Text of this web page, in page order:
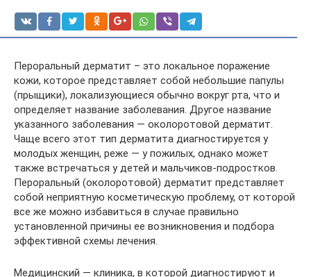
Пероральный дерматит – это локальное поражение
кожи, которое представляет собой небольшие папулы
(прыщики), локализующиеся обычно вокруг рта, что и
определяет название заболевания. Другое название
указанного заболевания — околоротовой дерматит.
Чаще всего этот тип дерматита диагностируется у
молодых женщин, реже — у пожилых, однако может
также встречаться у детей и мальчиков-подростков.
Пероральный (околоротовой) дерматит представляет
собой неприятную косметическую проблему, от которой
все же можно избавиться в случае правильно
установленной причины ее возникновения и подбора
эффективной схемы лечения.
Медицинский — клиника, в которой диагностируют и